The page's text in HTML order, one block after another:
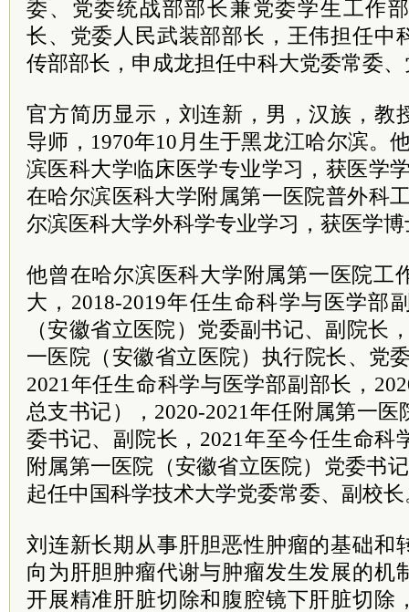
委、党委统战部部长兼党委学生工作
长、党委人民武装部部长，王伟担任中
传部部长，申成龙担任中科大党委常委
官方简历显示，刘连新，男，汉族，教
导师，1970年10月生于黑龙江哈尔滨。
滨医科大学临床医学专业学习，获医学
在哈尔滨医科大学附属第一医院普外科
尔滨医科大学外科学专业学习，获医学
他曾在哈尔滨医科大学附属第一医院工
大，2018-2019年任生命科学与医学部
（安徽省立医院）党委副书记、副院长
一医院（安徽省立医院）执行院长、党
2021年任生命科学与医学部副部长，
总支书记），2020-2021年任附属第一
委书记、副院长，2021年至今任生命科
附属第一医院（安徽省立医院）党委书
起任中国科学技术大学党委常委、副校长
刘连新长期从事肝胆恶性肿瘤的基础和
向为肝胆肿瘤代谢与肿瘤发生发展的机
开展精准肝脏切除和腹腔镜下肝脏切除